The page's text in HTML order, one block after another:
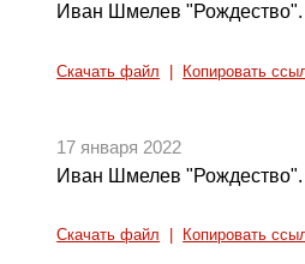
Иван Шмелев "Рождество".
Скачать файл Копировать
17 января 2022
Иван Шмелев "Рождество".
Скачать файл Копировать